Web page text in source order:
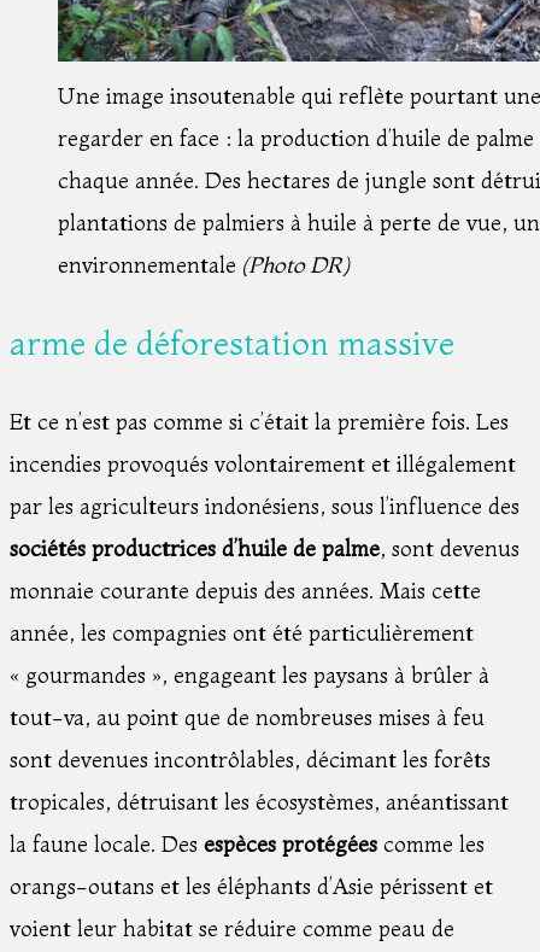
Une image insoutenable qui reflète pourtant
regarder en face : la production d’huile de palme
chaque année. Des hectares de jungle sont
plantations de palmiers à huile à perte de vue,
environnementale (Photo DR)
arme de déforestation massive
Et ce n’est pas comme si c’était la première fois. Les
incendies provoqués volontairement et illégalement
par les agriculteurs indonésiens, sous l’influence des
sociétés productrices d’huile de palme, sont devenus
monnaie courante depuis des années. Mais cette
année, les compagnies ont été particulièrement
« gourmandes », engageant les paysans à brûler à
tout-va, au point que de nombreuses mises à feu
sont devenues incontrôlables, décimant les forêts
tropicales, détruisant les écosystèmes, anéantissant
la faune locale. Des espèces protégées comme les
orangs-outans et les éléphants d’Asie périssent et
voient leur habitat se réduire comme peau de